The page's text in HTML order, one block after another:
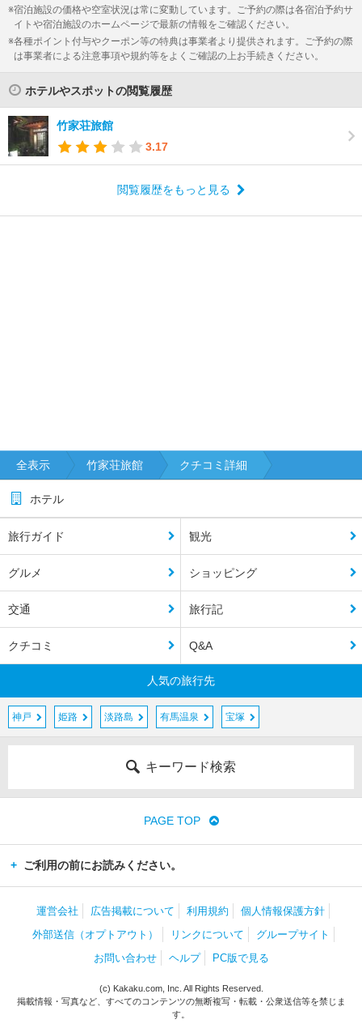
宿泊施設の価格や空室状況は常に変動しています。ご予約の際は各宿泊予約サ
イトや宿泊施設のホームページで最新の情報をご確認ください。
各種ポイント付与やクーポン等の特典は事業者より提供されます。ご予約の際
は事業者による注意事項や規約等をよくご確認の上お手続きください。
ホテルやスポットの閲覧履歴
竹家荘旅館
3.17
閲覧履歴をもっと見る
全表示 竹家荘旅館 クチコミ詳細
ホテル
旅行ガイド 観光
グルメ ショッピング
交通 旅行記
クチコミ Q&A
人気の旅行先
神戸 姫路 淡路島 有馬温泉 宝塚
キーワード検索
PAGE TOP
ご利用の前にお読みください。
運営会社 広告掲載について 利用規約
個人情報保護方針
外部送信（オプトアウト）
リンクについて
グループサイト
お問い合わせ
ヘルプ PC版で見る
(c) Kakaku.com, Inc. All Rights Reserved.
掲載情報・写真など、すべてのコンテンツの無断複写・転載・公衆送信等を禁じま
す。